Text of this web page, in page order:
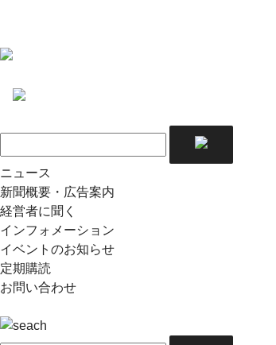
ニュース
新聞概要・広告案内
経営者に聞く
インフォメーション
イベントのお知らせ
定期購読
お問い合わせ